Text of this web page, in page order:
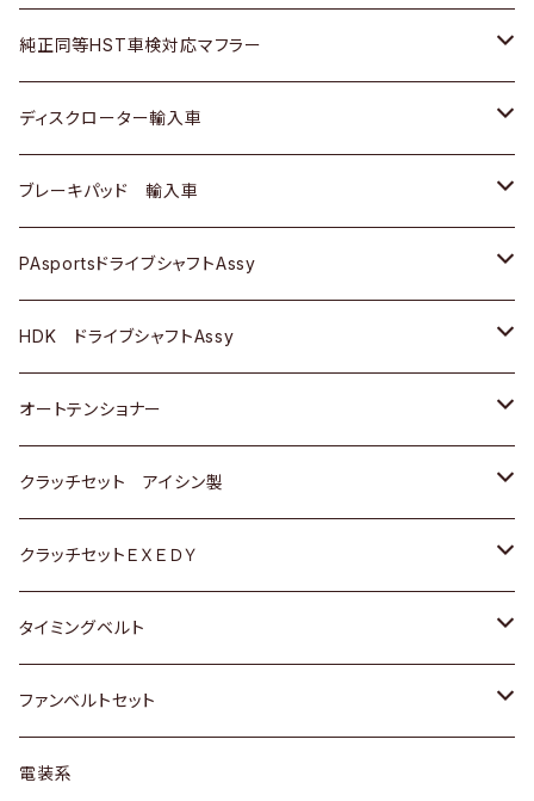
スバル
三菱
スバル
ダイハツ
マツダ
三菱
スバル
ＢＥＮＺ
ダイハツ
マツダ
三菱
スバル
いすゞ
ダイハツ
マツダ
三菱
スバル
スズキ
日産
ダイハツ
マツダ
三菱
スバル
ホンダ
スズキ
日産
ダイハツ
マツダ
三菱
スバル
ホンダ
スズキ
日産
ダイハツ
マツダ
三菱
スバル
純正同等HST車検対応マフラー
トヨタ
ホンダ
スズキ
日産
いすゞ
ダイハツ
マツダ
三菱
スバル
日野
ディスクローター輸入車
ＡＵＤＩ
ＢＥＮＺ
ＢＭＷ
GOLF
ＷＡＧＥＮ
アストロ（シボレー）
クライスラー
ブレーキパッド 輸入車
ＢＥＮＺ
ＢＭＷ
ＷＡＧＥＮ
ＶＯＬＶＯ
PAsportsドライブシャフトAssy
トヨタ
ホンダ
スズキ
日産
ダイハツ
マツダ
三菱
HDK ドライブシャフトAssy
スズキ
ダイハツ
日産
ホンダ
マツダ
オートテンショナー
トヨタ
クラッチセット アイシン製
ホンダ
スズキ
ダイハツ
マツダ
クラッチセットＥＸＥＤＹ
ホンダ
スズキ
日産
タイミングベルト
トヨタ
スズキ
ファンベルトセット
トヨタ
電装系